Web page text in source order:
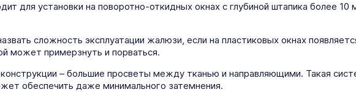
для установки на поворотно-откидных окнах с глубиной штапика более
сложность эксплуатации жалюзи, если на пластиковых окнах
может примерзнуть и порваться.
– большие просветы между тканью и направляющими. Такая
обеспечить даже минимального затемнения.